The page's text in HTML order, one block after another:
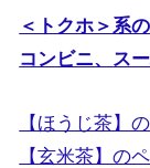
＜トクホ＞系
コンビニ、ス
【ほうじ茶】
【玄米茶】の